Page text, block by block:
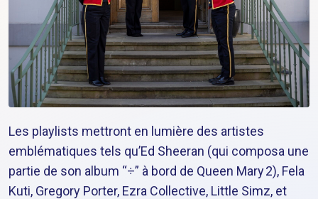
Les playlists mettront en lumière des artistes
emblématiques tels qu’Ed Sheeran (qui composa une
partie de son album “÷” à bord de Queen Mary 2), Fela
Kuti, Gregory Porter, Ezra Collective, Little Simz, et